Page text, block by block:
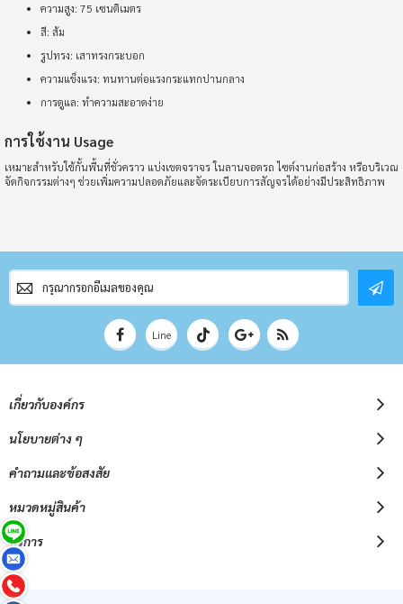
ความสูง: 75 เซนติเมตร
สี: ส้ม
รูปทรง: เสาทรงกระบอก
ความแข็งแรง: ทนทานต่อแรงกระแทกปานกลาง
การดูแล: ทำความสะอาดง่าย
การใช้งาน Usage
เหมาะสำหรับใช้กั้นพื้นที่ชั่วคราว แบ่งเขตจราจร ในลานจอดรถ ไซต์งานก่อสร้าง หรือบริเวณ
จัดกิจกรรมต่างๆ ช่วยเพิ่มความปลอดภัยและจัดระเบียบการสัญจรได้อย่างมีประสิทธิภาพ
สมัคร
สมาชิก
จดหมาย
Line
เกี่ยวกับองค์กร
นโยบายต่าง ๆ
คำถามและข้อสงสัย
หมวดหมู่สินค้า
บริการ